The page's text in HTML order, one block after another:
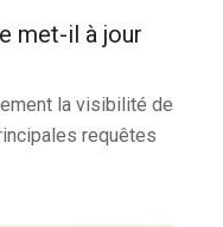
met-il à jour
la visibilité de
requêtes